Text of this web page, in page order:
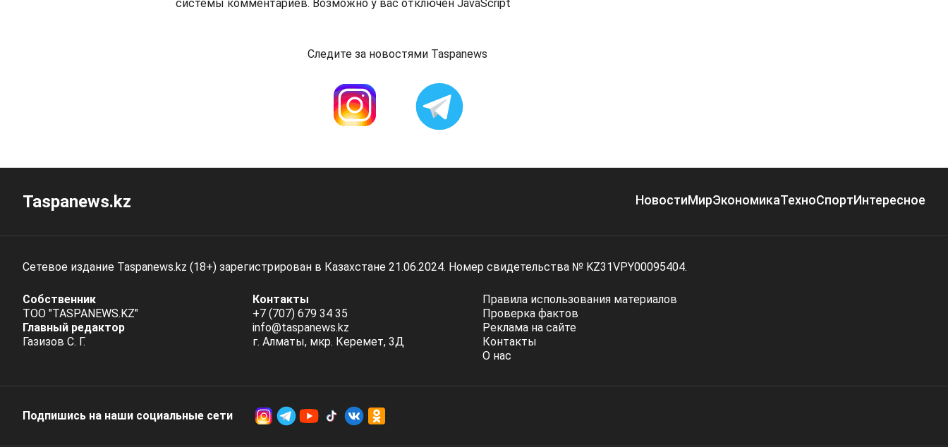
системы комментариев. Возможно у вас отключен JavaScript
Следите за новостями Taspanews
Taspanews.kz НовостиМирЭкономикаТехноСпортИнтересное
Сетевое издание Taspanews.kz (18+) зарегистрирован в Казахстане 21.06.2024. Номер свидетельства № KZ31VPY00095404.
Собственник
ТОО "TASPANEWS.KZ"
Главный редактор
Газизов С. Г.
Контакты
+7 (707) 679 34 35
info@taspanews.kz
г. Алматы, мкр. Керемет, 3Д
Правила использования материалов
Проверка фактов
Реклама на сайте
Контакты
О нас
Подпишись на наши социальные cети